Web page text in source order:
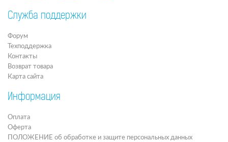
Служба поддержки
Форум
Техподдержка
Контакты
Возврат товара
Карта сайта
Информация
Оплата
Оферта
ПОЛОЖЕНИЕ об обработке и защите персональных данных